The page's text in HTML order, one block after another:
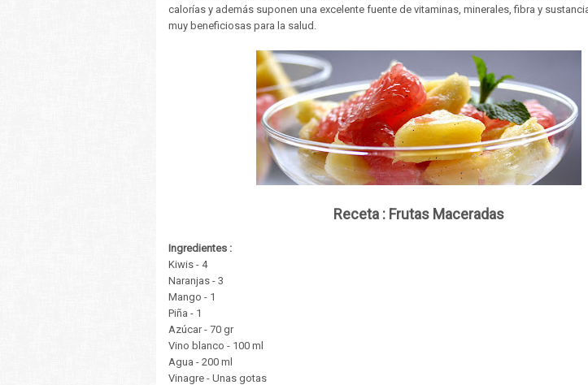
calorías y además suponen una excelente fuente de vitaminas, minerales, fibra y
muy beneficiosas para la salud.
Receta : Frutas Maceradas
Ingredientes :
Kiwis - 4
Naranjas - 3
Mango - 1
Piña - 1
Azúcar - 70 gr
Vino blanco - 100 ml
Agua - 200 ml
Vinagre - Unas gotas